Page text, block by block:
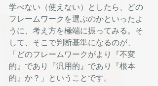
学べない（使えない）としたら、どの
フレームワークを選ぶのかといったよ
うに、考え方を極端に振ってみる。そ
して、そこで判断基準になるのが、
「どのフレームワークがより『不変
的』であり『汎用的』であり『根本
的』か？」ということです。